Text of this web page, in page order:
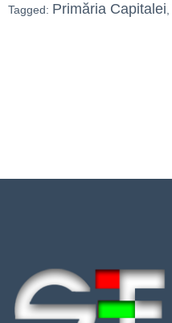
Tagged: Primăria Capitalei,